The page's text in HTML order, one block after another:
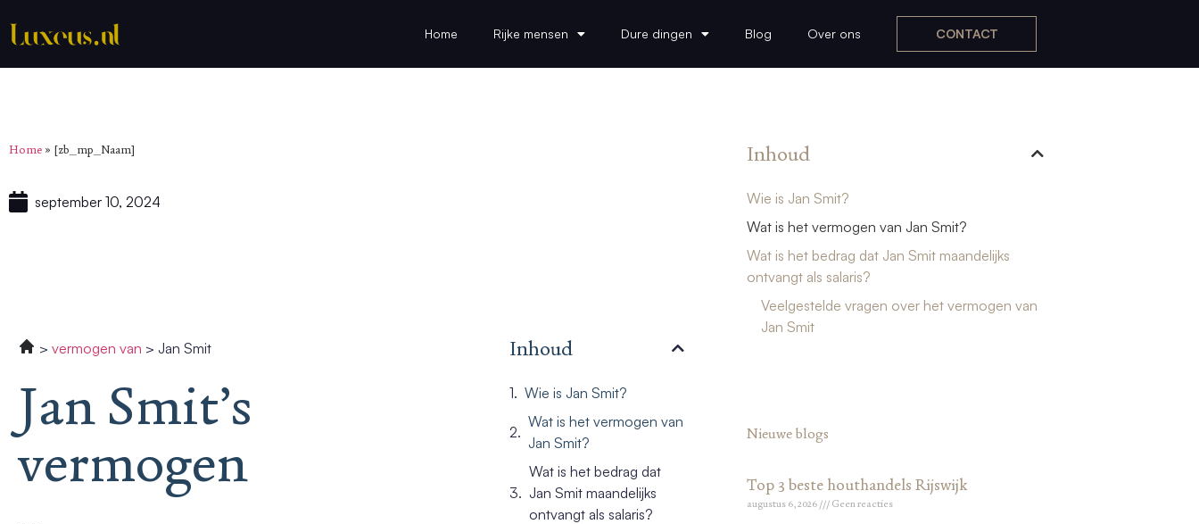
Home Rijke mensen Dure dingen Blog Over ons CONTACT
Home » [zb_mp_Naam]
september 10, 2024
vermogen van Jan Smit
Jan Smit’s
vermogen
Inhoud
Wie is Jan Smit?
Wat is het vermogen van
Jan Smit?
Wat is het bedrag dat
Jan Smit maandelijks
ontvangt als salaris?
Inhoud
Wie is Jan Smit?
Wat is het vermogen van Jan Smit?
Wat is het bedrag dat Jan Smit maandelijks
ontvangt als salaris?
Veelgestelde vragen over het vermogen van
Jan Smit
Nieuwe blogs
Top 3 beste houthandels Rijswijk
augustus 6, 2026 Geen reacties